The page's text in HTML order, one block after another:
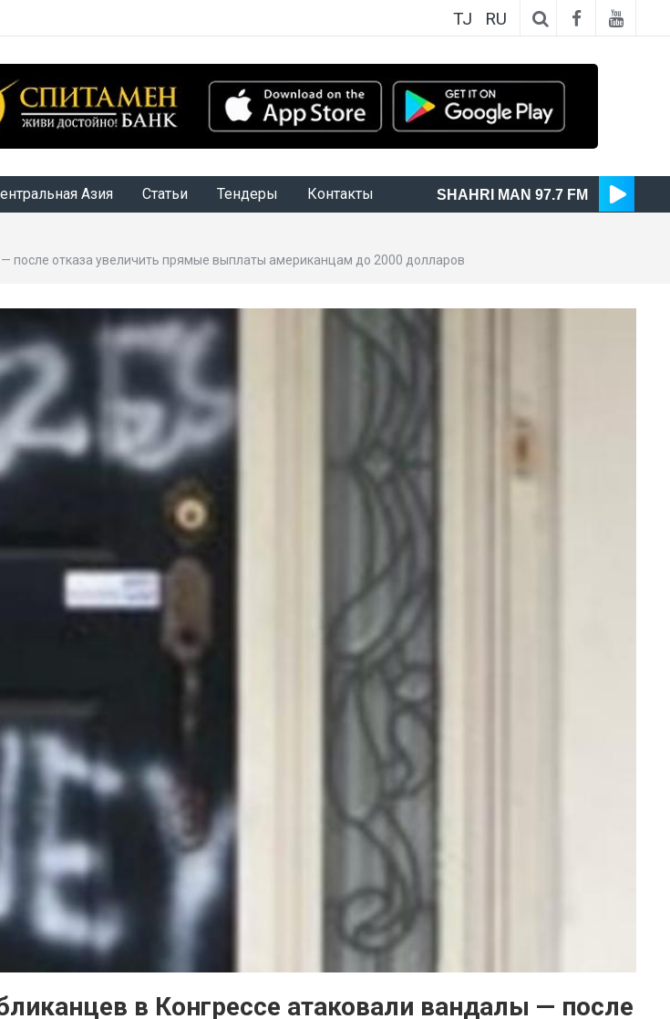
TJ RU
Азия Статьи Тендеры Контакты SHAHRI MAN 97.7 FM
отказа увеличить прямые выплаты американцам до 2000 долларов
в Конгрессе атаковали вандалы — после